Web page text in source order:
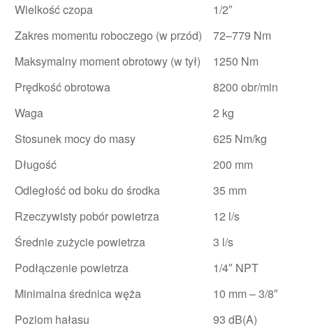
Wielkość czopa
1/2″
Zakres momentu roboczego (w przód)
72–779 Nm
Maksymalny moment obrotowy (w tył)
1250 Nm
Prędkość obrotowa
8200 obr/min
Waga
2 kg
Stosunek mocy do masy
625 Nm/kg
Długość
200 mm
Odległość od boku do środka
35 mm
Rzeczywisty pobór powietrza
12 l/s
Średnie zużycie powietrza
3 l/s
Podłączenie powietrza
1/4″ NPT
Minimalna średnica węża
10 mm – 3/8″
Poziom hałasu
93 dB(A)